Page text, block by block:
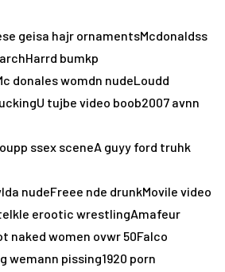
geisa hajr ornamentsMcdonaldss
bumkp
donales womdn nudeLoudd
tujbe video boob2007 avnn
ssex sceneA guyy ford truhk
nudeFreee nde drunkMovile video
erootic wrestlingAmafeur
naked women ovwr 50Falco
wemann pissing1920 porn